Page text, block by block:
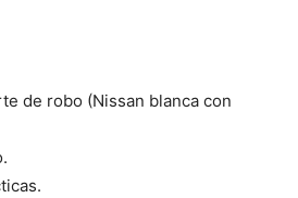
de robo (Nissan blanca con